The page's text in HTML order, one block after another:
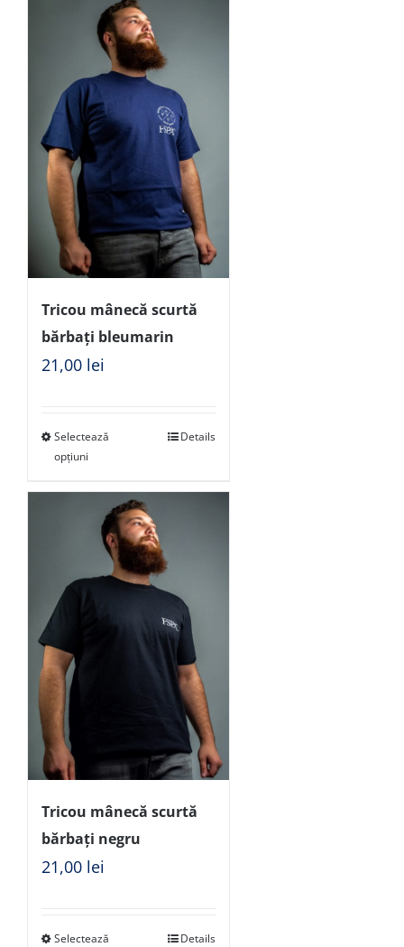
Tricou mânecă scurtă
bărbați bleumarin
21,00 lei
Selectează
opțiuni
Details
Tricou mânecă scurtă
bărbați negru
21,00 lei
Selectează
Details